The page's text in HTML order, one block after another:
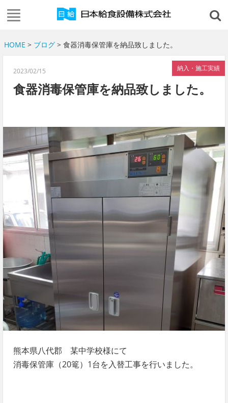
HOME > ブログ> 食器消毒保管庫を納品致しました。
納入・施工実績
2023/02/15
食器消毒保管庫を納品致しました。
熊本県八代郡 某中学校様にて
消毒保管庫（20篭）1台を入替工事を行いました。